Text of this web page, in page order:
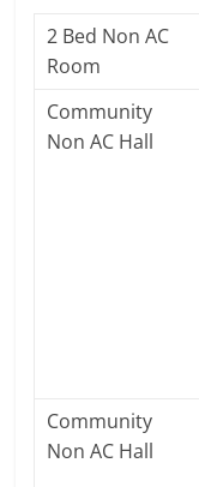
2 Bed Non AC
Room
Community
Non AC Hall
Community
Non AC Hall